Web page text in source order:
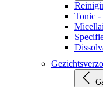
Tonic -